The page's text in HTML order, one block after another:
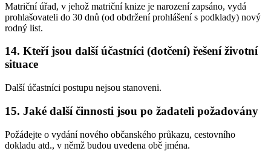
Matriční úřad, v jehož matriční knize je narození zapsáno, vydá
prohlašovateli do 30 dnů (od obdržení prohlášení s podklady) nový
rodný list.
14. Kteří jsou další účastníci (dotčení) řešení životní
situace
Další účastníci postupu nejsou stanoveni.
15. Jaké další činnosti jsou po žadateli požadovány
Požádejte o vydání nového občanského průkazu, cestovního
dokladu atd., v němž budou uvedena obě jména.